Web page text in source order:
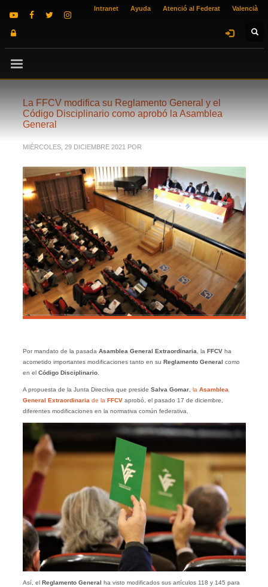
Intranet Ayuda Atenció al Federat Valencià
La FFCV modifica su Reglamento General y el
Código Disciplinario como aprobó la Asamblea
General
MIÉRCOLES, 29 DICIEMBRE 2021 POR
Por mandato de la pasada Asamblea General Extraordinaria , la FFCV ha
acometido importantes modificaciones tanto en su Reglamento General como
en el Código Disciplinario.
A propuesta de la Junta Directiva que preside Salva Gomar, la Asamblea
General Extraordinaria de la FFCV aprobó, el pasado 17 de diciembre,
diferentes modificaciones en la normativa común federativa.
Así, el Reglamento General ha visto modificados sus artículos 118 y 145 para